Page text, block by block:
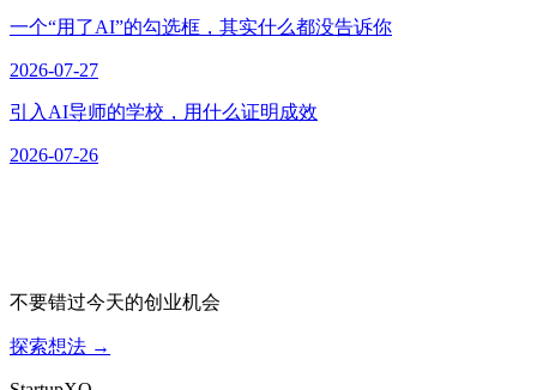
一个“用了AI”的勾选框，其实什么都没告诉你
2026-07-27
引入AI导师的学校，用什么证明成效
2026-07-26
不要错过今天的创业机会
探索想法 →